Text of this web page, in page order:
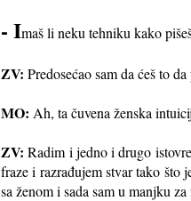
- Imaš li neku tehniku kako
ZV: Predosećao sam da ćeš to da
MO: Ah, ta čuvena ženska
ZV: Radim i jedno i drugo
fraze i razrađujem stvar tako što
sa ženom i sada sam u manjku